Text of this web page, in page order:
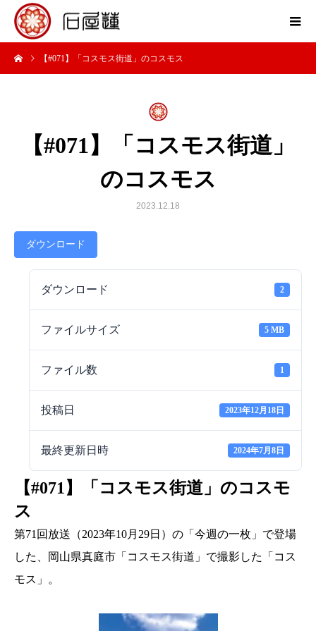
【#071】「コスモス街道」のコスモス
【#071】「コスモス街道」
のコスモス
2023.12.18
ダウンロード
ダウンロード 2
ファイルサイズ 5 MB
ファイル数 1
投稿日 2023年12月18日
最終更新日時 2024年7月8日
【#071】「コスモス街道」のコスモ
ス
第71回放送（2023年10月29日）の「今週の一枚」で登場
した、岡山県真庭市「コスモス街道」で撮影した「コス
モス」。